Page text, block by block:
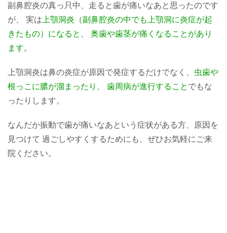
副鼻腔炎の真っ只中、走ると歯が痛いなあと思ったのです
が、 実は 上顎洞炎（副鼻腔炎の中でも上顎洞に炎症が起
きたもの）になると、 奥歯や歯茎が痛くなることがあり
ます。
上顎洞炎は鼻の炎症が原因で発症するだけでなく、 虫歯や
根っこに膿が溜まったり、 歯周病が進行すること でもな
ったりします。
なんだか振動で歯が痛いなあという症状がある方、原因を
見つけて 過ごしやすくするためにも、ぜひお気軽にご来
院ください。